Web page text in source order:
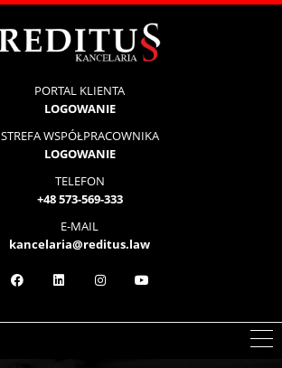
PORTAL KLIENTA
LOGOWANIE
STREFA WSPÓŁPRACOWNIKA
LOGOWANIE
TELEFON
+48 573-569-333
E-MAIL
kancelaria@reditus.law